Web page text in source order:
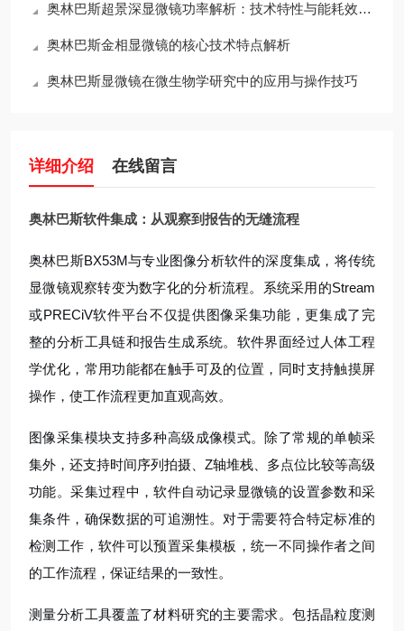
奥林巴斯超景深显微镜功率解析：技术特性与能耗效率的平衡
奥林巴斯金相显微镜的核心技术特点解析
奥林巴斯显微镜在微生物学研究中的应用与操作技巧
详细介绍 在线留言
奥林巴斯软件集成：从观察到报告的无缝流程
奥林巴斯BX53M与专业图像分析软件的深度集成，将传统
显微镜观察转变为数字化的分析流程。系统采用的Stream
或PRECiV软件平台不仅提供图像采集功能，更集成了完
整的分析工具链和报告生成系统。软件界面经过人体工程
学优化，常用功能都在触手可及的位置，同时支持触摸屏
操作，使工作流程更加直观高效。
图像采集模块支持多种高级成像模式。除了常规的单帧采
集外，还支持时间序列拍摄、Z轴堆栈、多点位比较等高级
功能。采集过程中，软件自动记录显微镜的设置参数和采
集条件，确保数据的可追溯性。对于需要符合特定标准的
检测工作，软件可以预置采集模板，统一不同操作者之间
的工作流程，保证结果的一致性。
测量分析工具覆盖了材料研究的主要需求。包括晶粒度测